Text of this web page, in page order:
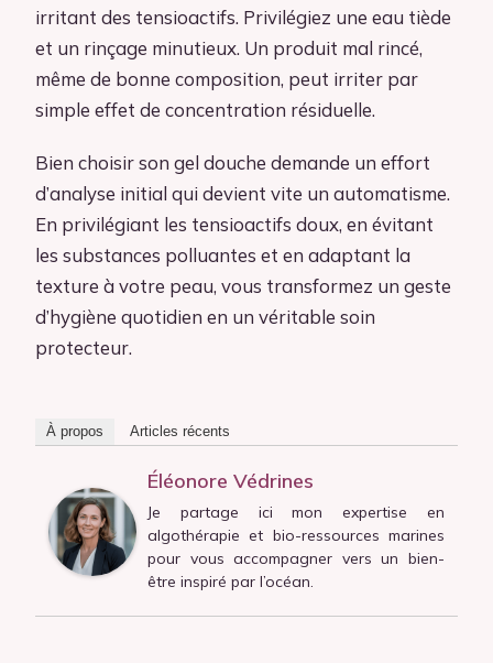
irritant des tensioactifs. Privilégiez une eau tiède
et un rinçage minutieux. Un produit mal rincé,
même de bonne composition, peut irriter par
simple effet de concentration résiduelle.
Bien choisir son gel douche demande un effort
d’analyse initial qui devient vite un automatisme.
En privilégiant les tensioactifs doux, en évitant
les substances polluantes et en adaptant la
texture à votre peau, vous transformez un geste
d’hygiène quotidien en un véritable soin
protecteur.
À propos Articles récents
Éléonore Védrines
Je partage ici mon expertise en
algothérapie et bio-ressources marines
pour vous accompagner vers un bien-
être inspiré par l’océan.